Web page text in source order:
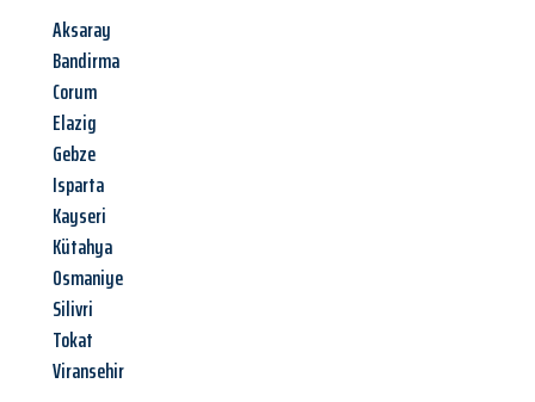
Aksaray
Bandirma
Corum
Elazig
Gebze
Isparta
Kayseri
Kütahya
Osmaniye
Silivri
Tokat
Viransehir